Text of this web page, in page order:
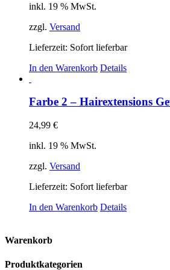
inkl. 19 % MwSt.
zzgl. Versand
Lieferzeit: Sofort lieferbar
In den Warenkorb Details
Farbe 2 – Hairextensions
24,99 €
inkl. 19 % MwSt.
zzgl. Versand
Lieferzeit: Sofort lieferbar
In den Warenkorb Details
Warenkorb
Produktkategorien